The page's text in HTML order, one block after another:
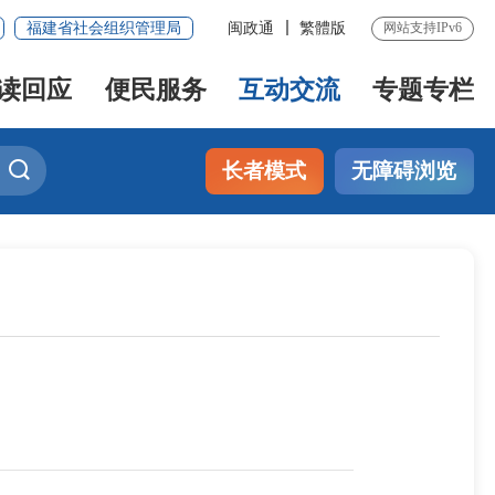
福建省社会组织管理局 闽政通 繁體版 网站支持IPv6
回应 便民服务 互动交流 专题专栏
长者模式 无障碍浏览